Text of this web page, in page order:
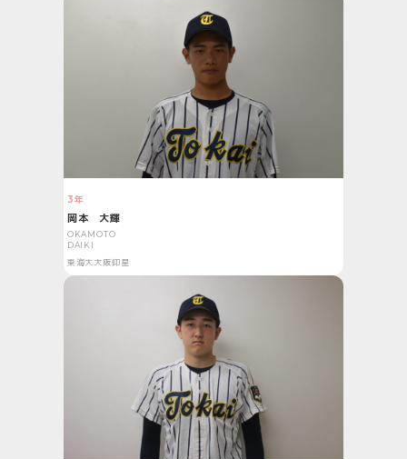
3年
岡本 大輝
OKAMOTO
DAIKI
東海大大阪仰星